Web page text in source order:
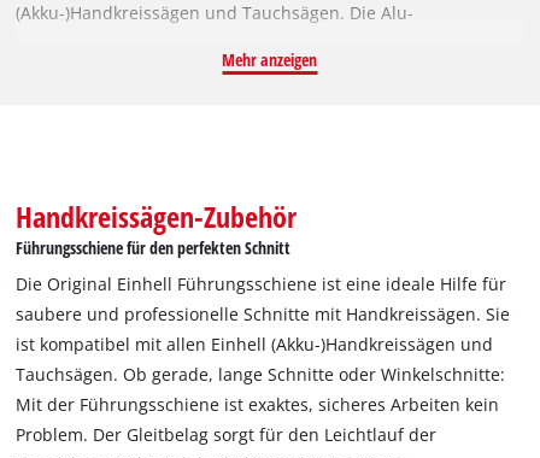
(Akku-)Handkreissägen und Tauchsägen. Die Alu-
bietet zudem erhöhte Sicherheit. Selbst Winkelschnitte sind
Haftbänder machen die Unterseite rutschfest.
Mehr anzeigen
Handkreissägen-Zubehör
Führungsschiene für den perfekten Schnitt
Die Original Einhell Führungsschiene ist eine ideale Hilfe für
saubere und professionelle Schnitte mit Handkreissägen. Sie
ist kompatibel mit allen Einhell (Akku-)Handkreissägen und
Tauchsägen. Ob gerade, lange Schnitte oder Winkelschnitte:
Mit der Führungsschiene ist exaktes, sicheres Arbeiten kein
Problem. Der Gleitbelag sorgt für den Leichtlauf der